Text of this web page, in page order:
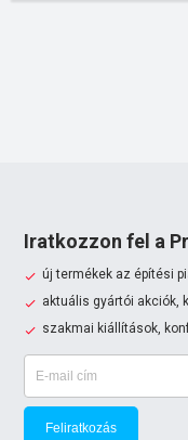
Iratkozzon fel a
új termékek az építési
aktuális gyártói akciók,
szakmai kiállítások,
Feliratkozás